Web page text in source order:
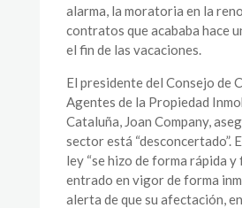
alarma, la moratoria en la
contratos que acababa hace
el fin de las vacaciones.
El presidente del Consejo de
Agentes de la Propiedad
Cataluña, Joan Company,
sector está “desconcertado”.
ley “se hizo de forma rápida y
entrado en vigor de forma
alerta de que su afectación,